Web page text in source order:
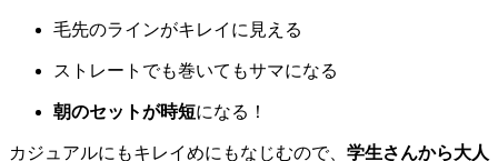
毛先のラインがキレイに見える
ストレートでも巻いてもサマになる
朝のセットが時短になる！
カジュアルにもキレイめにもなじむので、 学生さんから大人